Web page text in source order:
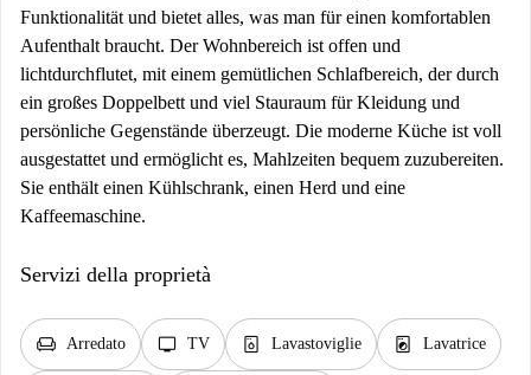
Funktionalität und bietet alles, was man für einen komfortablen
Aufenthalt braucht. Der Wohnbereich ist offen und
lichtdurchflutet, mit einem gemütlichen Schlafbereich, der durch
ein großes Doppelbett und viel Stauraum für Kleidung und
persönliche Gegenstände überzeugt. Die moderne Küche ist voll
ausgestattet und ermöglicht es, Mahlzeiten bequem zuzubereiten.
Sie enthält einen Kühlschrank, einen Herd und eine
Kaffeemaschine.
Servizi della proprietà
chair Arredato tv TV dishwasher_gen Lavastoviglie local_laundry_service Lavatrice